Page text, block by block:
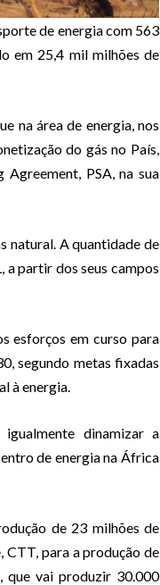
de energia com 563
em 25,4 mil milhões de
na área de energia, nos
do gás no País,
PSA, na sua
natural. A quantidade de
a partir dos seus campos
esforços em curso para
segundo metas fixadas
à energia.
dinamizar a
de energia na África
de 23 milhões de
CTT, para a produção de
que vai produzir 30.000